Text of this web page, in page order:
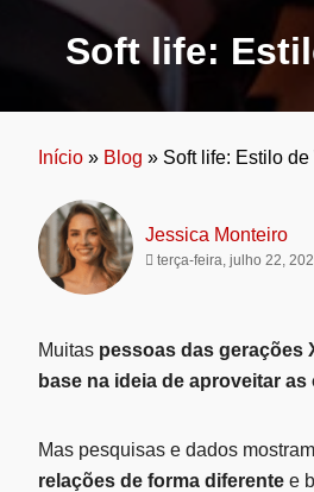
Soft life:
Início » Blog » Soft life: Estilo
Jessica Monteiro
terça-feira, julho 22,
Muitas pessoas das gerações
base na ideia de aproveitar
Mas pesquisas e dados
relações de forma diferente e